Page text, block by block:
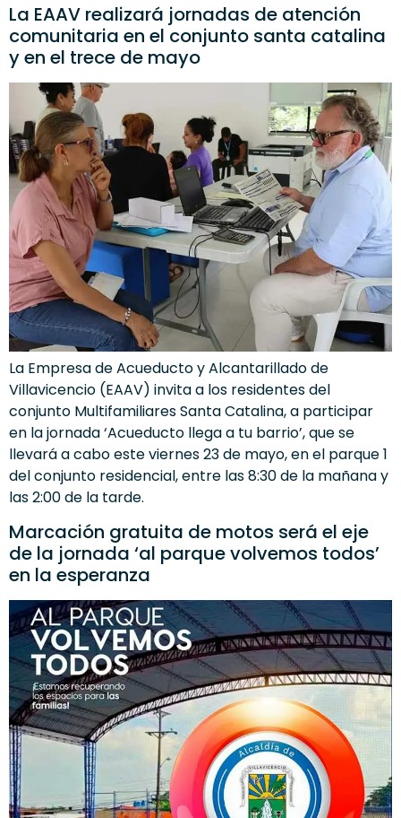
La EAAV realizará jornadas de atención
comunitaria en el conjunto santa catalina
y en el trece de mayo
La Empresa de Acueducto y Alcantarillado de
Villavicencio (EAAV) invita a los residentes del
conjunto Multifamiliares Santa Catalina, a participar
en la jornada ‘Acueducto llega a tu barrio’, que se
llevará a cabo este viernes 23 de mayo, en el parque 1
del conjunto residencial, entre las 8:30 de la mañana y
las 2:00 de la tarde.
Marcación gratuita de motos será el eje
de la jornada ‘al parque volvemos todos’
en la esperanza